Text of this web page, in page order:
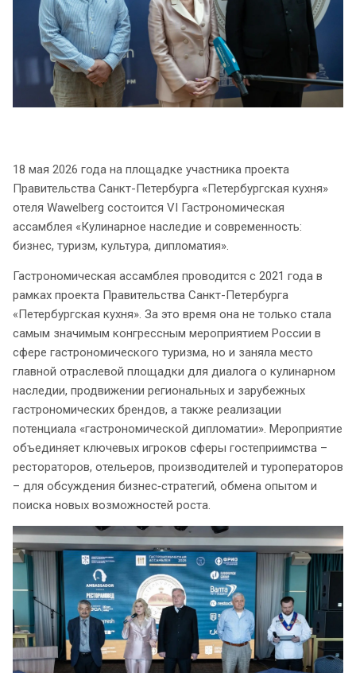
18 мая 2026 года на площадке участника проекта
Правительства Санкт-Петербурга «Петербургская кухня»
отеля Wawelberg состоится VI Гастрономическая
ассамблея «Кулинарное наследие и современность:
бизнес, туризм, культура, дипломатия».
Гастрономическая ассамблея проводится с 2021 года в
рамках проекта Правительства Санкт-Петербурга
«Петербургская кухня». За это время она не только стала
самым значимым конгрессным мероприятием России в
сфере гастрономического туризма, но и заняла место
главной отраслевой площадки для диалога о кулинарном
наследии, продвижении региональных и зарубежных
гастрономических брендов, а также реализации
потенциала «гастрономической дипломатии». Мероприятие
объединяет ключевых игроков сферы гостеприимства –
рестораторов, отельеров, производителей и туроператоров
– для обсуждения бизнес‑стратегий, обмена опытом и
поиска новых возможностей роста.